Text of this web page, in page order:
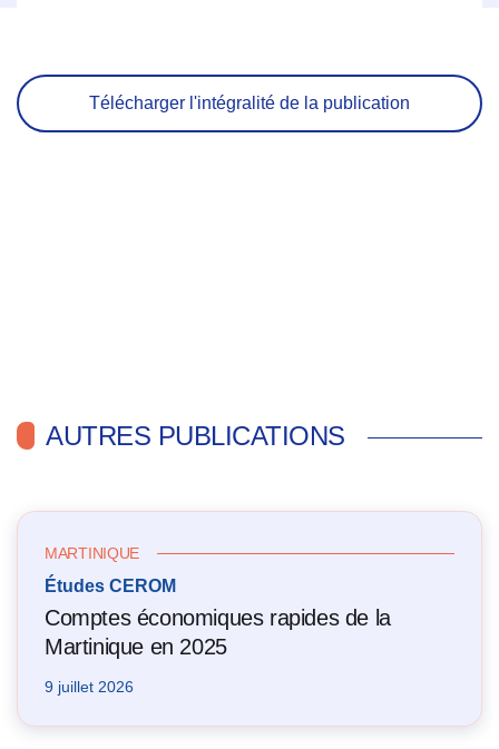
Télécharger l'intégralité de la publication
AUTRES PUBLICATIONS
MARTINIQUE
Études CEROM
Comptes économiques rapides de la
Martinique en 2025
9 juillet 2026